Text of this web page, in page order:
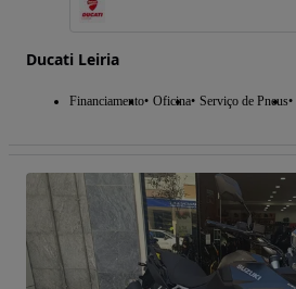
Ducati Leiria
Financiamento Oficina Serviço de Pneus